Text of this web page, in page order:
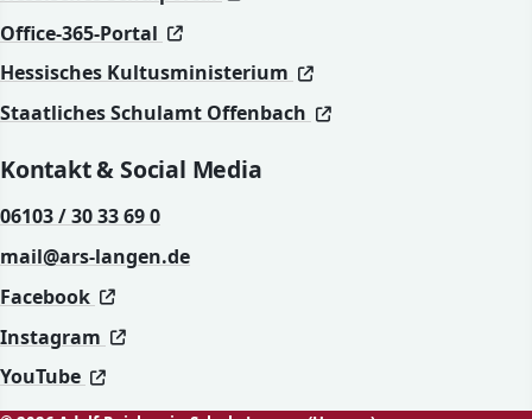
Office-365-Portal
(öffnet in neuem Fenster)
(öffnet in neuem Fenster)
Hessisches Kultusministerium
(öffnet in neuem
(öffnet in neuem
Staatliches Schulamt Offenbach
(öffnet in neuem
(öffnet in neuem
Kontakt & Social Media
06103 / 30 33 69 0
mail@ars-langen.de
Facebook
(öffnet in neuem Fenster)
(öffnet in neuem Fenster)
Instagram
(öffnet in neuem Fenster)
(öffnet in neuem Fenster)
YouTube
(öffnet in neuem Fenster)
(öffnet in neuem Fenster)